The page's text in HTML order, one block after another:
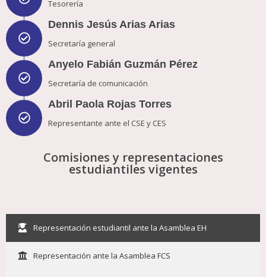
Tesorería
Dennis Jesús Arias Arias
Secretaría general
Anyelo Fabián Guzmán Pérez
Secretaría de comunicación
Abril Paola Rojas Torres
Representante ante el CSE y CES
Comisiones y representaciones
estudiantiles vigentes
Representación estudiantil ante la Asamblea EH
Representación ante la Asamblea FCS